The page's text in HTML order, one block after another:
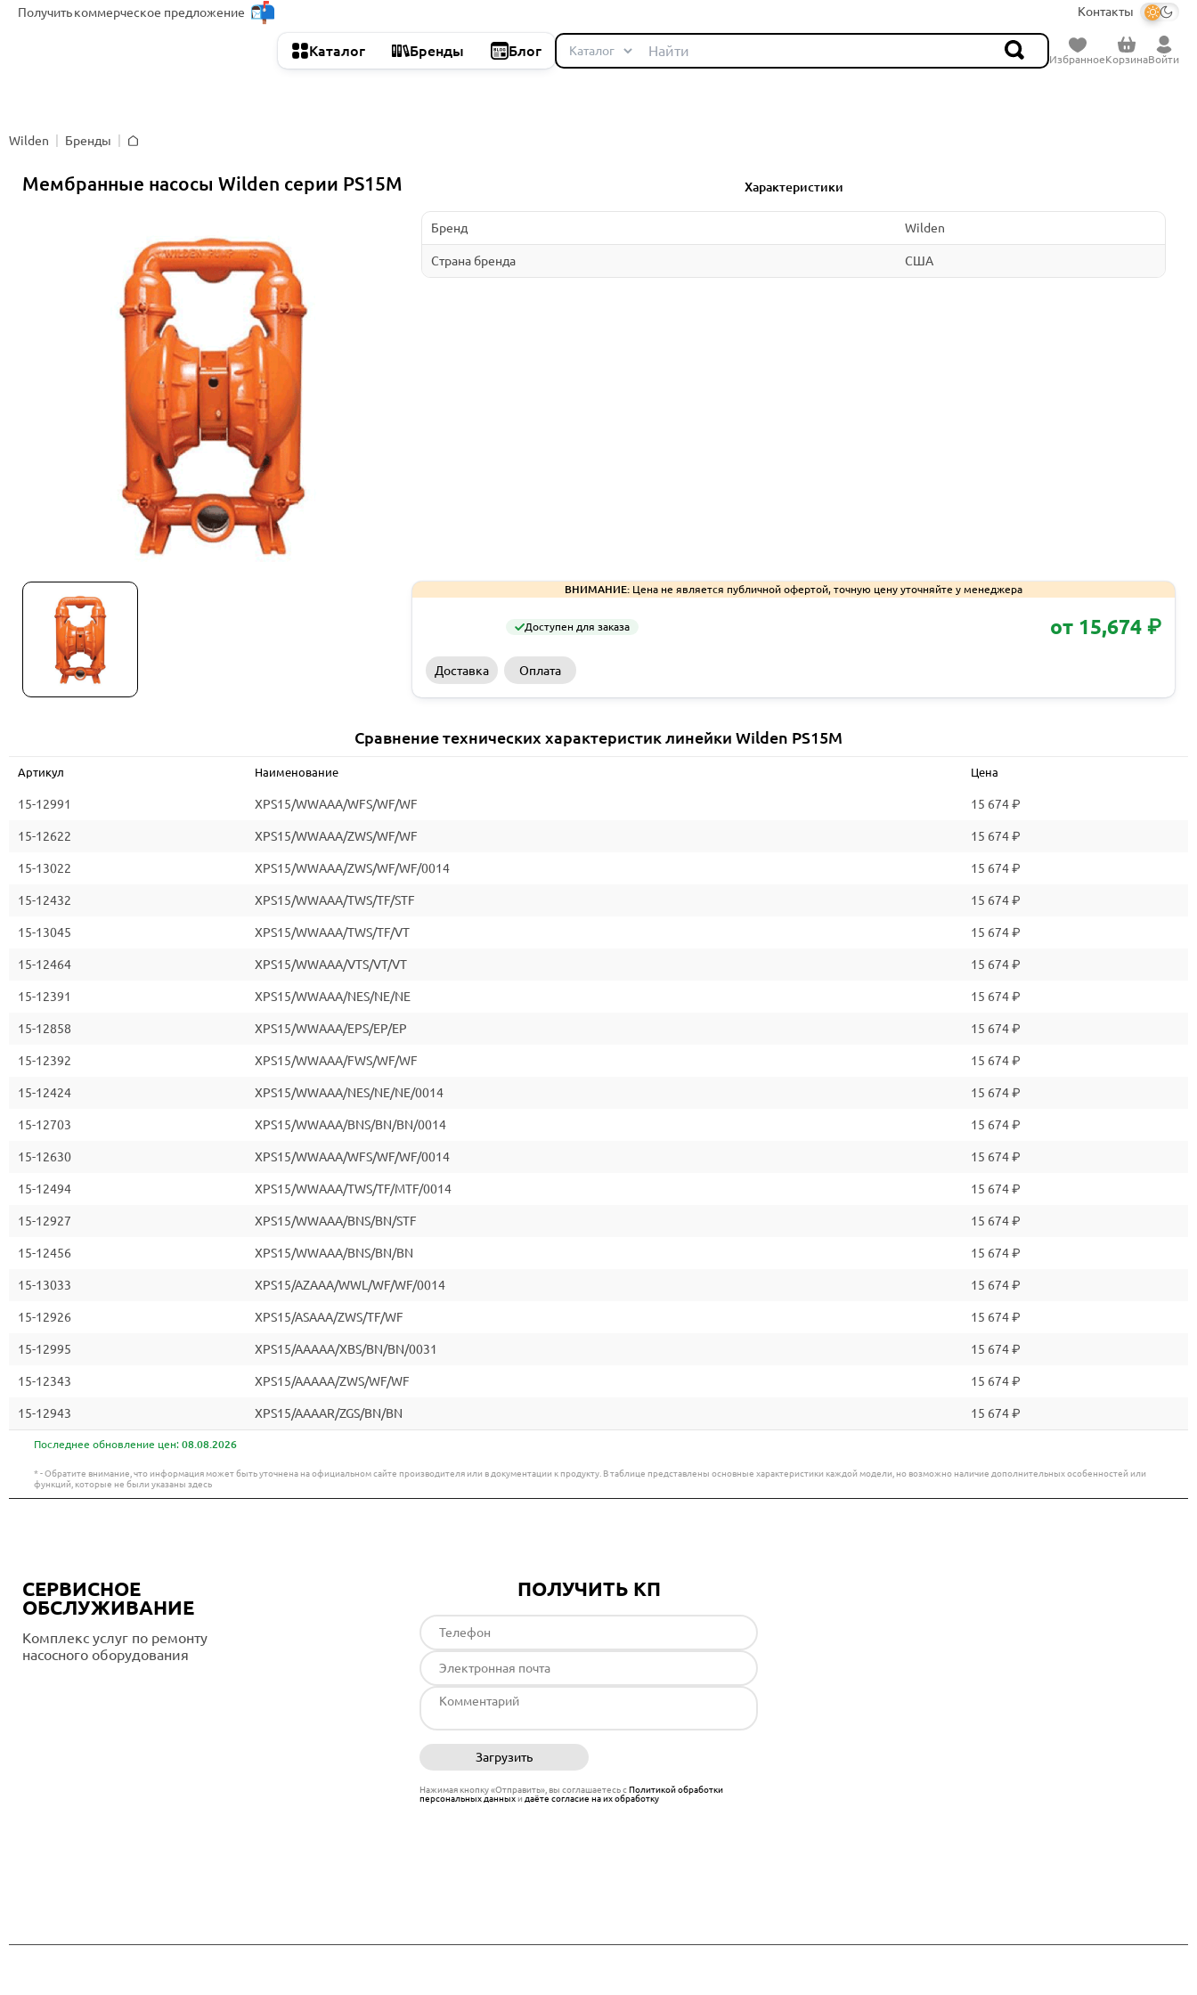
Получитькоммерческое предложение Контакты
Каталог Бренды Блог
ИзбранноеКорзинаВойти
Wilden
Бренды
Мембранные насосы Wilden серии PS15M Характеристики
Бренд Wilden
Страна бренда США
ВНИМАНИЕ: Цена не является публичной офертой, точную цену уточняйте у менеджера
Доступен для заказа от 15,674 ₽
Доставка Оплата
Сравнение технических характеристик линейки Wilden PS15M
Артикул Наименование Цена
15-12991 XPS15/WWAAA/WFS/WF/WF 15 674 ₽
15-12622 XPS15/WWAAA/ZWS/WF/WF 15 674 ₽
15-13022 XPS15/WWAAA/ZWS/WF/WF/0014 15 674 ₽
15-12432 XPS15/WWAAA/TWS/TF/STF 15 674 ₽
15-13045 XPS15/WWAAA/TWS/TF/VT 15 674 ₽
15-12464 XPS15/WWAAA/VTS/VT/VT 15 674 ₽
15-12391 XPS15/WWAAA/NES/NE/NE 15 674 ₽
15-12858 XPS15/WWAAA/EPS/EP/EP 15 674 ₽
15-12392 XPS15/WWAAA/FWS/WF/WF 15 674 ₽
15-12424 XPS15/WWAAA/NES/NE/NE/0014 15 674 ₽
15-12703 XPS15/WWAAA/BNS/BN/BN/0014 15 674 ₽
15-12630 XPS15/WWAAA/WFS/WF/WF/0014 15 674 ₽
15-12494 XPS15/WWAAA/TWS/TF/MTF/0014 15 674 ₽
15-12927 XPS15/WWAAA/BNS/BN/STF 15 674 ₽
15-12456 XPS15/WWAAA/BNS/BN/BN 15 674 ₽
15-13033 XPS15/AZAAA/WWL/WF/WF/0014 15 674 ₽
15-12926 XPS15/ASAAA/ZWS/TF/WF 15 674 ₽
15-12995 XPS15/AAAAA/XBS/BN/BN/0031 15 674 ₽
15-12343 XPS15/AAAAA/ZWS/WF/WF 15 674 ₽
15-12943 XPS15/AAAAR/ZGS/BN/BN 15 674 ₽
Последнее обновление цен: 08.08.2026
* - Обратите внимание, что информация может быть уточнена на официальном сайте производителя или в документации к продукту. В таблице представлены основные характеристики каждой модели, но возможно наличие дополнительных особенностей или
функций, которые не были указаны здесь
СЕРВИСНОЕ
ОБСЛУЖИВАНИЕ
Комплекс услуг по ремонту
насосного оборудования
ПОЛУЧИТЬ КП
Загрузить
Нажимая кнопку «Отправить», вы соглашаетесь сПолитикой обработки
персональных данныхи даёте согласие на их обработку